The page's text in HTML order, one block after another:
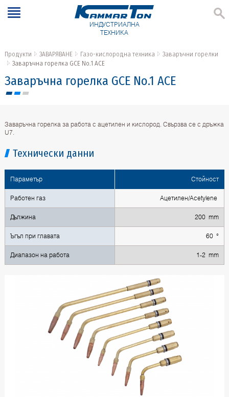
ИНДУСТРИАЛНА
ТЕХНИКА
Продукти ЗАВАРЯВАНЕ Газо-кислородна техника
Заваръчни горелки
Заваръчна горелка GCE No.1 ACE
Заваръчна горелка GCE No.1 ACE
Заваръчна горелка за работа с ацетилен и кислород. Свързва се с дръжка
U7.
Технически данни
Параметър Стойност
Работен газ Ацетилен/Acetylene
Дължина 200 mm
Ъгъл при главата 60 °
Диапазон на работа 1-2 mm